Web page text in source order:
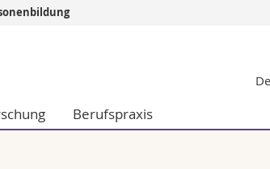
Medien
Forschende
Berufspraxis